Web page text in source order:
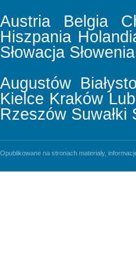
Austria
Belgia
Hiszpania
Słowacja Słowenia
Augustów
Kielce Kraków
Rzeszów Suwałki
Opublikowane na stronach materiały,